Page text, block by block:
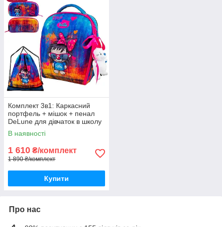
Комплект 3в1: Каркасний
портфель + мішок + пенал
DeLune для дівчаток в школу
на 1 клас/ Шкільний рожевий
рюкзак ранець з їжачком
В наявності
1 610 ₴/комплект
1 890 ₴/комплект
Купити
Про нас